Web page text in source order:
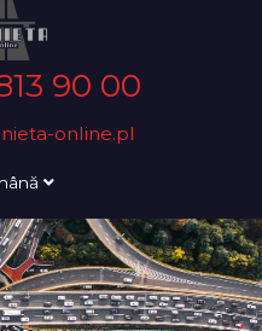
90 00
online.pl